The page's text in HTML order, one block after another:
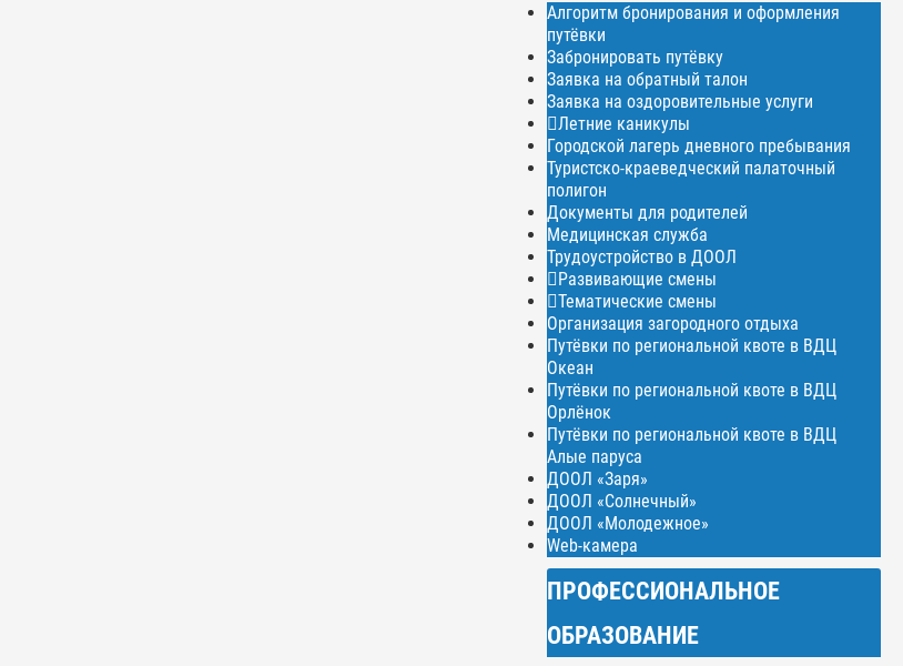
Алгоритм бронирования и оформления
путёвки
Забронировать путёвку
Заявка на обратный талон
Заявка на оздоровительные услуги
Летние каникулы
Городской лагерь дневного пребывания
Туристско-краеведческий палаточный
полигон
Документы для родителей
Медицинская служба
Трудоустройство в ДООЛ
Развивающие смены
Тематические смены
Организация загородного отдыха
Путёвки по региональной квоте в ВДЦ
Океан
Путёвки по региональной квоте в ВДЦ
Орлёнок
Путёвки по региональной квоте в ВДЦ
Алые паруса
ДООЛ «Заря»
ДООЛ «Солнечный»
ДООЛ «Молодежное»
Web-камера
ПРОФЕССИОНАЛЬНОЕ
ОБРАЗОВАНИЕ